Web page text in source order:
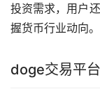
投资需求，用户
握货币行业动向。
doge交易平